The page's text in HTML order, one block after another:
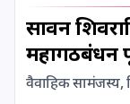
24 August, 2026
25 August,
सावन
महागठबंधन
वैवाहिक सामंजस्य,